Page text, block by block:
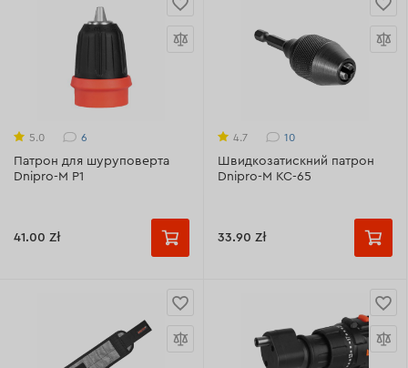
5.0 6
Патрон для шуруповерта
Dnipro-M P1
41.00 Zł
4.7 10
Швидкозатискний патрон
Dnipro-M KC-65
33.90 Zł